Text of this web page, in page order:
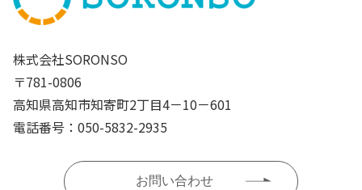
株式会社SORONSO
〒781-0806
高知県高知市知寄町2丁目4－10－601
電話番号：050-5832-2935
お問い合わせ